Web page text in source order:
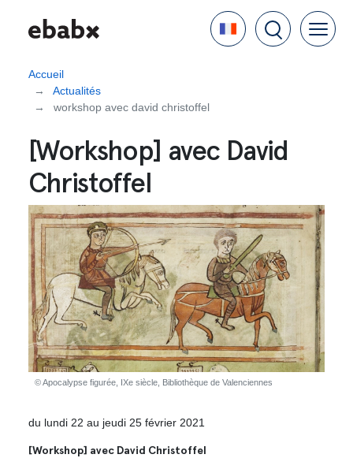
contenu
Language
Accueil
Actualités
workshop avec david christoffel
[Workshop] avec David
Christoffel
© Apocalypse figurée, IXe siècle, Bibliothèque de Valenciennes
du lundi 22 au jeudi 25 février 2021
[Workshop] avec David Christoffel